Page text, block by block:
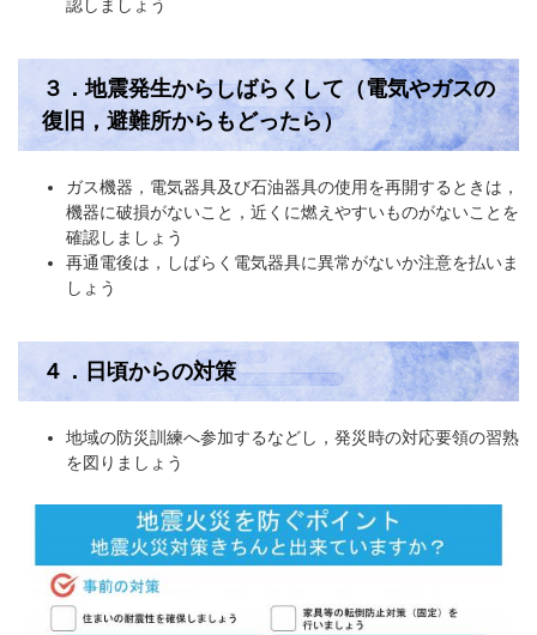
認しましょう
３．地震発生からしばらくして（電気やガスの
復旧，避難所からもどったら）
ガス機器，電気器具及び石油器具の使用を再開するときは，
機器に破損がないこと，近くに燃えやすいものがないことを
確認しましょう
再通電後は，しばらく電気器具に異常がないか注意を払いま
しょう
４．日頃からの対策
地域の防災訓練へ参加するなどし，発災時の対応要領の習熟
を図りましょう